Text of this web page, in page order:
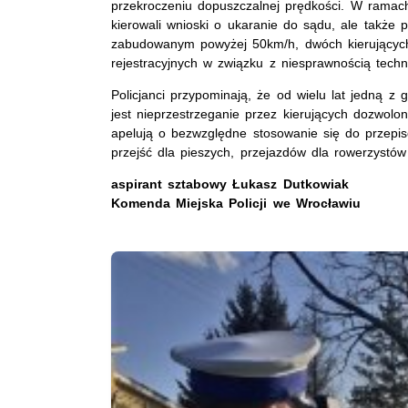
przekroczeniu dopuszczalnej prędkości. W
kierowali wnioski o ukaranie do sądu, ale także
zabudowanym powyżej 50km/h, dwóch
rejestracyjnych w związku z niesprawnością
Policjanci przypominają, że od wielu lat jedną z
jest nieprzestrzeganie przez kierujących
apelują o bezwzględne stosowanie się do
przejść dla pieszych, przejazdów dla
aspirant sztabowy Łukasz Dutkowiak
Komenda Miejska Policji we Wrocławiu